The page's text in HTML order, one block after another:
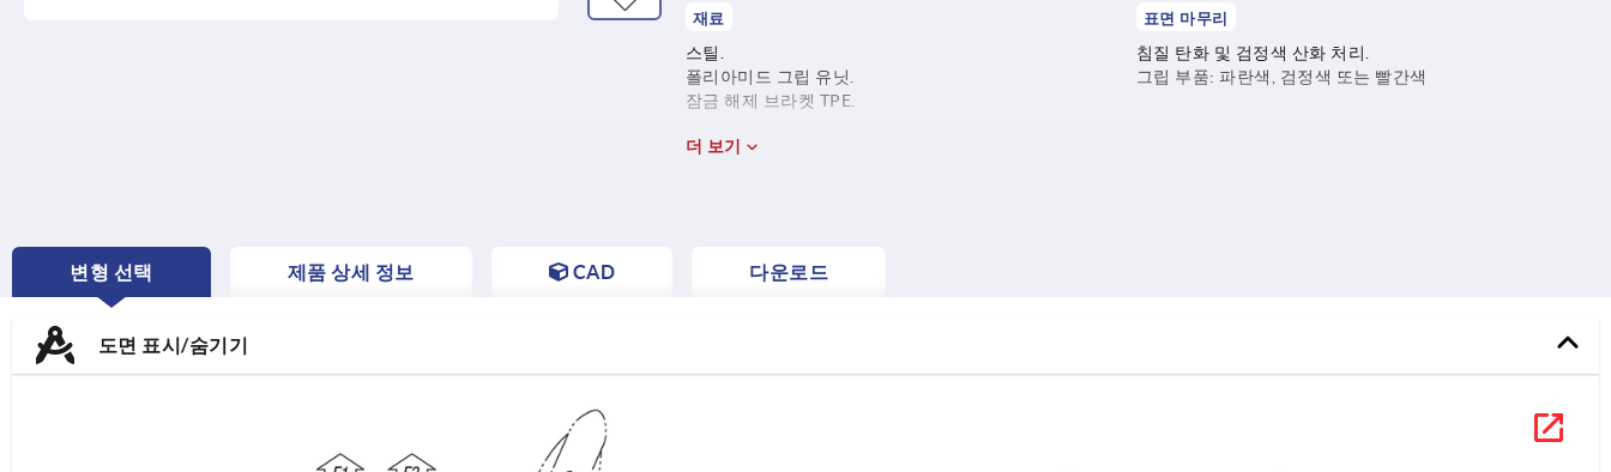
재료
스틸.
폴리아미드 그립 유닛.
잠금 해제 브라켓 TPE.
표면 마무리
침질 탄화 및 검정색 산화 처리.
그립 부품: 파란색, 검정색 또는 빨간색
더 보기
변형 선택
CURRENT
제품 상세 정보 CAD 다운로드
도면 표시/숨기기